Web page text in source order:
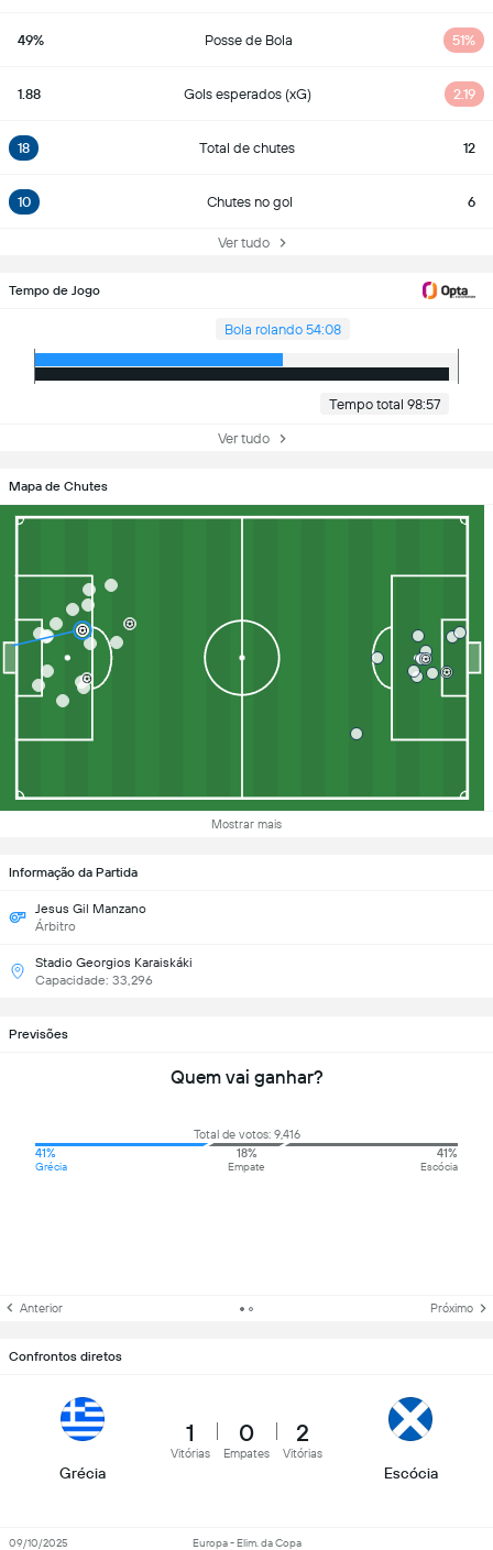
49% Posse de Bola 51%
1.88 Gols esperados (xG) 2.19
18 Total de chutes 12
10 Chutes no gol 6
Ver tudo
Tempo de Jogo
Bola rolando 54:08
Tempo total 98:57
Ver tudo
Mapa de Chutes
Mostrar mais
Informação da Partida
Jesus Gil Manzano
Árbitro
Stadio Georgios Karaiskáki
Capacidade: 33,296
Previsões
Quem vai ganhar?
Total de votos: 9,416
41%
Grécia
18%
Empate
41%
Escócia
Anterior Próximo
Confrontos diretos
Grécia
1
Vitórias
0
Empates
2
Vitórias
Escócia
Europa - Elim. da Copa
09/10/2025